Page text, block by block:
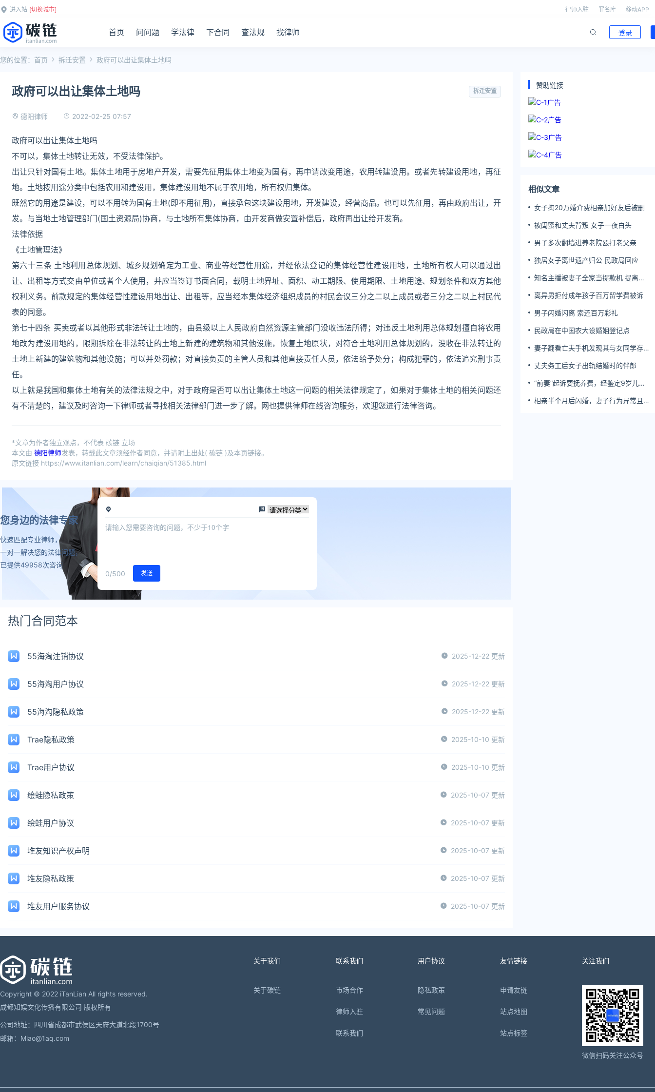
进入站 [切换城市] 律师入驻 罪名库 移动APP
首页 问问题 学法律 下合同 查法规 找律师 登录
您的位置： 首页 拆迁安置 政府可以出让集体土地吗
政府可以出让集体土地吗 拆迁安置
德阳律师 2022-02-25 07:57
政府可以出让集体土地吗
不可以，集体土地转让无效，不受法律保护。
出让只针对国有土地。集体土地用于房地产开发，需要先征用集体土地变为国有，再申请改变用途，农用转建设用。或者先转建设用地，再征
地。土地按用途分类中包括农用和建设用，集体建设用地不属于农用地，所有权归集体。
既然它的用途是建设，可以不用转为国有土地(即不用征用)，直接承包这块建设用地，开发建设，经营商品。也可以先征用，再由政府出让，开
发。与当地土地管理部门(国土资源局)协商，与土地所有集体协商，由开发商做安置补偿后，政府再出让给开发商。
法律依据
《土地管理法》
第六十三条 土地利用总体规划、城乡规划确定为工业、商业等经营性用途，并经依法登记的集体经营性建设用地，土地所有权人可以通过出
让、出租等方式交由单位或者个人使用，并应当签订书面合同，载明土地界址、面积、动工期限、使用期限、土地用途、规划条件和双方其他
权利义务。前款规定的集体经营性建设用地出让、出租等，应当经本集体经济组织成员的村民会议三分之二以上成员或者三分之二以上村民代
表的同意。
第七十四条 买卖或者以其他形式非法转让土地的，由县级以上人民政府自然资源主管部门没收违法所得；对违反土地利用总体规划擅自将农用
地改为建设用地的，限期拆除在非法转让的土地上新建的建筑物和其他设施，恢复土地原状，对符合土地利用总体规划的，没收在非法转让的
土地上新建的建筑物和其他设施；可以并处罚款；对直接负责的主管人员和其他直接责任人员，依法给予处分；构成犯罪的，依法追究刑事责
任。
以上就是我国和集体土地有关的法律法规之中，对于政府是否可以出让集体土地这一问题的相关法律规定了，如果对于集体土地的相关问题还
有不清楚的，建议及时咨询一下律师或者寻找相关法律部门进一步了解。网也提供律师在线咨询服务，欢迎您进行法律咨询。
*文章为作者独立观点，不代表 碳链 立场
本文由 德阳律师发表，转载此文章须经作者同意，并请附上出处( 碳链 )及本页链接。
原文链接 https://www.itanlian.com/learn/chaiqian/51385.html
您身边的法律专家
快速匹配专业律师，
一对一解决您的法律问题，
已提供49958次咨询
0/500 发送
热门合同范本
55海淘注销协议 2025-12-22 更新
55海淘用户协议 2025-12-22 更新
55海淘隐私政策 2025-12-22 更新
Trae隐私政策 2025-10-10 更新
Trae用户协议 2025-10-10 更新
绘蛙隐私政策 2025-10-07 更新
绘蛙用户协议 2025-10-07 更新
堆友知识产权声明 2025-10-07 更新
堆友隐私政策 2025-10-07 更新
堆友用户服务协议 2025-10-07 更新
赞助链接
相似文章
女子掏20万婚介费相亲加好友后被删
被闺蜜和丈夫背叛 女子一夜白头
男子多次翻墙进养老院殴打老父亲
独居女子离世遗产归公 民政局回应
知名主播被妻子全家当提款机 提离婚
离异男拒付成年孩子百万留学费被诉
男子闪婚闪离 索还百万彩礼
民政局在中国农大设婚姻登记点
妻子翻看亡夫手机发现其与女同学存婚
丈夫务工后女子出轨结婚时的伴郎
“前妻”起诉要抚养费，经鉴定9岁儿子
相亲半个月后闪婚，妻子行为异常且持
Copyright © 2022 iTanLian All rights reserved.
成都知娱文化传播有限公司 版权所有
公司地址：四川省成都市武侯区天府大道北段1700号
邮箱：Miao@1aq.com
关于我们
关于碳链
联系我们
市场合作
律师入驻
联系我们
用户协议
隐私政策
常见问题
友情链接
申请友链
站点地图
站点标签
关注我们
微信扫码关注公众号